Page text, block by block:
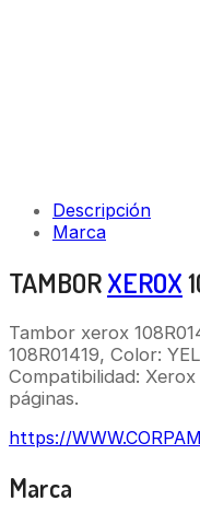
Descripción
Marca
TAMBORXEROX
Tambor xerox
108R01419, Color:
Compatibilidad:
páginas.
https://
Marca